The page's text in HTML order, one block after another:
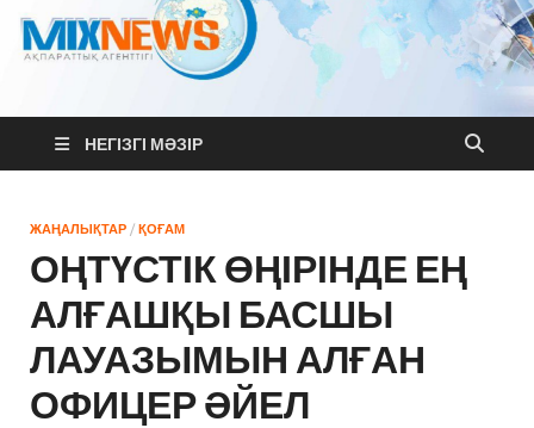
MixNews
НЕГІЗГІ МӘЗІР
ЖАҢАЛЫҚТАР / ҚОҒАМ
ОҢТҮСТІК ӨҢІРІНДЕ ЕҢ
АЛҒАШҚЫ БАСШЫ
ЛАУАЗЫМЫН АЛҒАН
ОФИЦЕР ӘЙЕЛ